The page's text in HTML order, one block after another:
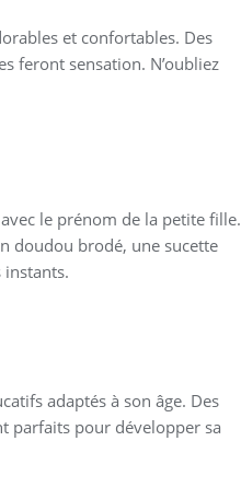
et confortables. Des
feront sensation. N’oubliez
le prénom de la petite fille.
doudou brodé, une sucette
adaptés à son âge. Des
parfaits pour développer sa